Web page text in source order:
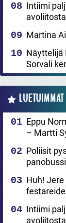
Intiimi
Martina
Näyttelijä
Sorvali
LUETUIMMAT
Eppu
– Martti
Poliisit
Huh!
Intiimi